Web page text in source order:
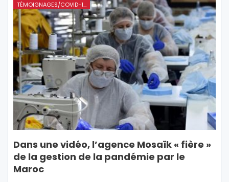
TÉMOIGNAGES/COVID-19
Dans une vidéo, l’agence Mosaïk « fière »
de la gestion de la pandémie par le
Maroc